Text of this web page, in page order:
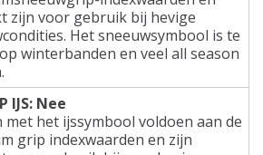
zijn voor gebruik bij hevige
Het sneeuwsymbool is te
winterbanden en veel all season
IJS: Nee
met het ijssymbool voldoen aan de
grip indexwaarden en zijn